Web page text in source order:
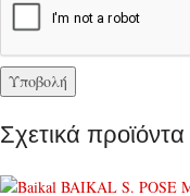
Σχετικά προϊόντα